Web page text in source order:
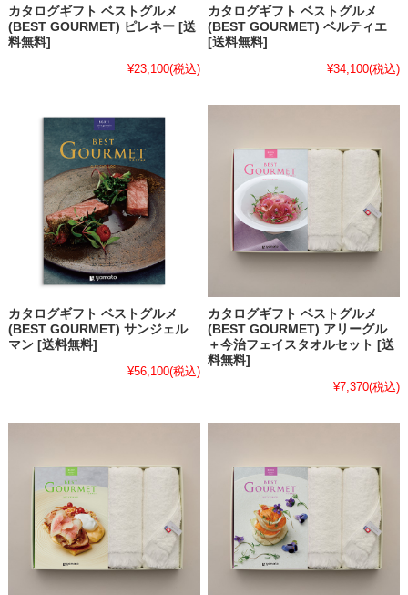
カタログギフト ベストグルメ
(BEST GOURMET) ピレネー [送
料無料]
¥23,100(税込)
カタログギフト ベストグルメ
(BEST GOURMET) ベルティエ
[送料無料]
¥34,100(税込)
カタログギフト ベストグルメ
(BEST GOURMET) サンジェル
マン [送料無料]
¥56,100(税込)
カタログギフト ベストグルメ
(BEST GOURMET) アリーグル
＋今治フェイスタオルセット [送
料無料]
¥7,370(税込)